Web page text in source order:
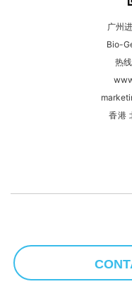
广州
Bio-
热
香港